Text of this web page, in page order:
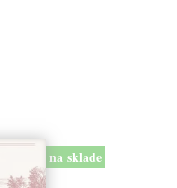
na sklade